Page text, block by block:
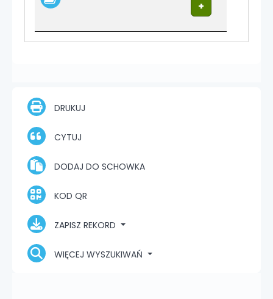
DRUKUJ
CYTUJ
DODAJ DO SCHOWKA
KOD QR
ZAPISZ REKORD
WIĘCEJ WYSZUKIWAŃ